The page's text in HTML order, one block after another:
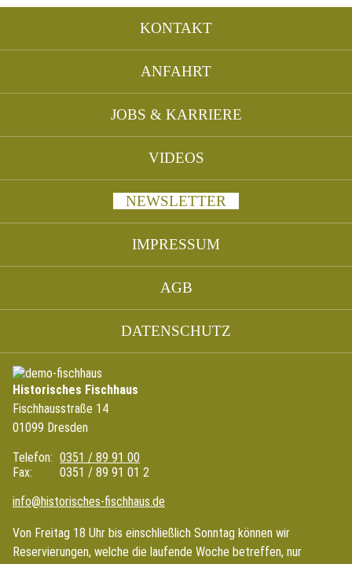
überspringen
KONTAKT
ANFAHRT
JOBS & KARRIERE
VIDEOS
NEWSLETTER
IMPRESSUM
AGB
DATENSCHUTZ
Historisches Fischhaus
Fischhausstraße 14
01099 Dresden
Telefon: 0351 / 89 91 00
Fax:
0351 / 89 91 01 2
info@historisches-fischhaus.de
Von Freitag 18 Uhr bis einschließlich Sonntag können wir
Reservierungen, welche die laufende Woche betreffen, nur